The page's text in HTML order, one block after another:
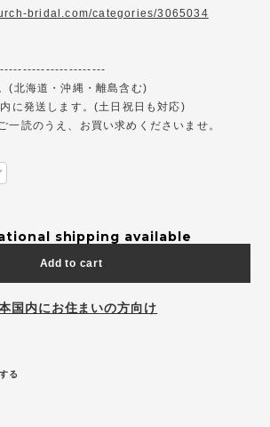
bridal.com/categories/3065034
(北海道・沖縄・離島含む)
に発送します。(土日祝日も対応)
読のうえ、お買い求めくださいませ。
shipping available
Add to cart
国内にお住まいの方向け
る